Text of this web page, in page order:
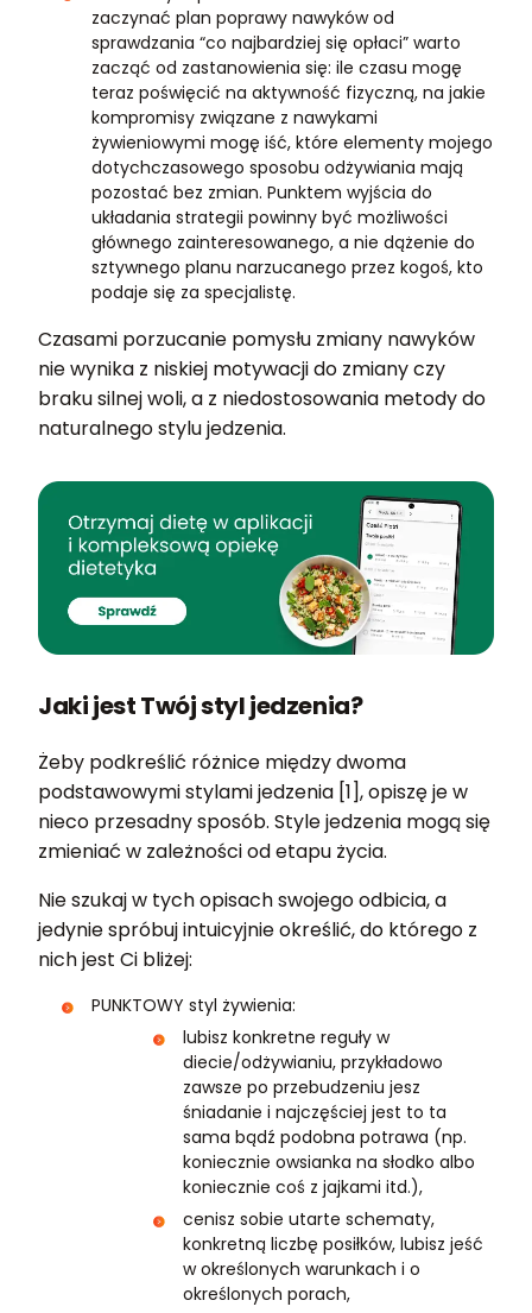
zaczynać plan poprawy nawyków od
sprawdzania “co najbardziej się opłaci” warto
zacząć od zastanowienia się: ile czasu mogę
teraz poświęcić na aktywność fizyczną, na jakie
kompromisy związane z nawykami
żywieniowymi mogę iść, które elementy mojego
dotychczasowego sposobu odżywiania mają
pozostać bez zmian. Punktem wyjścia do
układania strategii powinny być możliwości
głównego zainteresowanego, a nie dążenie do
sztywnego planu narzucanego przez kogoś, kto
podaje się za specjalistę.
Czasami porzucanie pomysłu zmiany nawyków
nie wynika z niskiej motywacji do zmiany czy
braku silnej woli, a z niedostosowania metody do
naturalnego stylu jedzenia.
Jaki jest Twój styl jedzenia?
Żeby podkreślić różnice między dwoma
podstawowymi stylami jedzenia [1], opiszę je w
nieco przesadny sposób. Style jedzenia mogą się
zmieniać w zależności od etapu życia.
Nie szukaj w tych opisach swojego odbicia, a
jedynie spróbuj intuicyjnie określić, do którego z
nich jest Ci bliżej:
PUNKTOWY styl żywienia:
lubisz konkretne reguły w
diecie/odżywianiu, przykładowo
zawsze po przebudzeniu jesz
śniadanie i najczęściej jest to ta
sama bądź podobna potrawa (np.
koniecznie owsianka na słodko albo
koniecznie coś z jajkami itd.),
cenisz sobie utarte schematy,
konkretną liczbę posiłków, lubisz jeść
w określonych warunkach i o
określonych porach,